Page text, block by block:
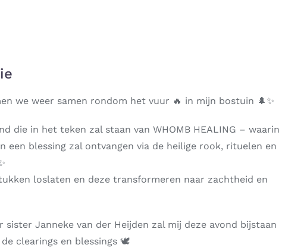
we weer samen rondom het vuur 🔥 in mijn bostuin 🌲✨
die in het teken zal staan van WHOMB HEALING – waarin
een blessing zal ontvangen via de heilige rook, rituelen en
loslaten en deze transformeren naar zachtheid en
sister Janneke van der Heijden zal mij deze avond bijstaan
clearings en blessings 🕊